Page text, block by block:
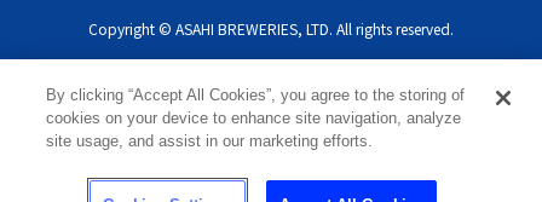
Copyright © ASAHI BREWERIES, LTD. All rights reserved.
By clicking “Accept All Cookies”, you agree to the storing of
cookies on your device to enhance site navigation, analyze
site usage, and assist in our marketing efforts.